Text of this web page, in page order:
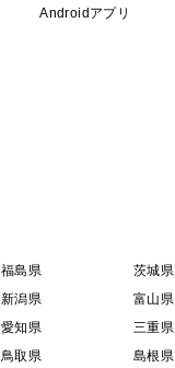
Androidアプリ
福島県
茨城県
新潟県
富山県
愛知県
三重県
鳥取県 島根県